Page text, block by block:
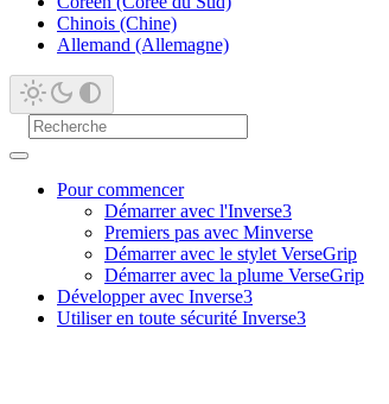
Chinois (Chine)
Allemand (Allemagne)
Pour commencer
Démarrer avec l'Inverse3
Premiers pas avec Minverse
Démarrer avec le stylet VerseGrip
Démarrer avec la plume VerseGrip
Développer avec Inverse3
Utiliser en toute sécurité Inverse3